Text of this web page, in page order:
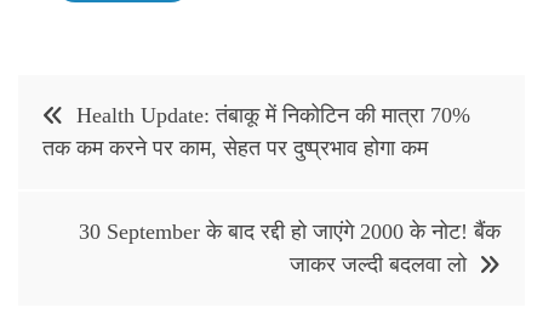
navigation
Health Update: तंबाकू में निकोटिन की मात्रा 70%
तक कम करने पर काम, सेहत पर दुष्प्रभाव होगा कम
30 September के बाद रद्दी हो जाएंगे 2000 के नोट! बैंक
जाकर जल्दी बदलवा लो